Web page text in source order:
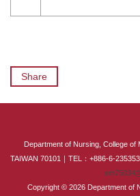
Share
Department of Nursing, College of
TAIWAN 70101｜TEL：+886-6-
Copyright © 2026 Department of